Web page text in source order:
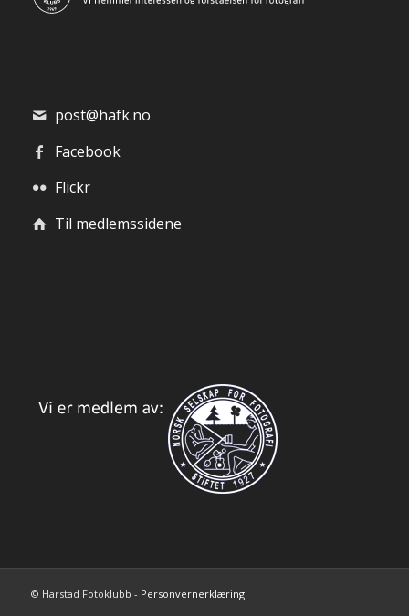
post@hafk.no
Facebook
Flickr
Til medlemssidene
© Harstad Fotoklubb - Personvernerklæring